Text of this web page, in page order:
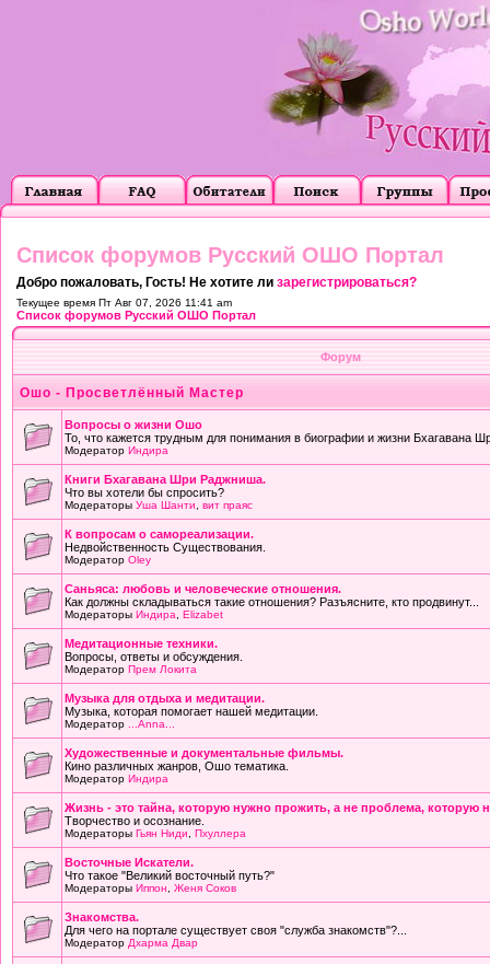
Список форумов Русский ОШО Портал
Добро пожаловать, Гость! Не хотите ли зарегистрироваться?
Текущее время Пт Авг 07, 2026 11:41 am
Список форумов Русский ОШО Портал
Форум
Ошо - Просветлённый Мастер
Вопросы о жизни Ошо
То, что кажется трудным для понимания в биографии и жизни Бхагавана
Модератор Индира
Книги Бхагавана Шри Раджниша.
Что вы хотели бы спросить?
Модераторы Уша Шанти вит праяс
К вопросам о самореализации.
Недвойственность Существования.
Модератор Oley
Саньяса: любовь и человеческие отношения.
Как должны складываться такие отношения? Разъясните, кто продвинут...
Модераторы Индира Elizabet
Медитационные техники.
Вопросы, ответы и обсуждения.
Модератор Прем Локита
Музыка для отдыха и медитации.
Музыка, которая помогает нашей медитации.
Модератор ...Anna...
Художественные и документальные фильмы.
Кино различных жанров, Ошо тематика.
Модератор Индира
Жизнь - это тайна, которую нужно прожить, а не проблема, которую
Творчество и осознание.
Модераторы Гьян Ниди Пхуллера
Восточные Искатели.
Что такое "Великий восточный путь?"
Модераторы Иппон Женя Соков
Знакомства.
Для чего на портале существует своя "служба знакомств"?...
Модератор Дхарма Двар